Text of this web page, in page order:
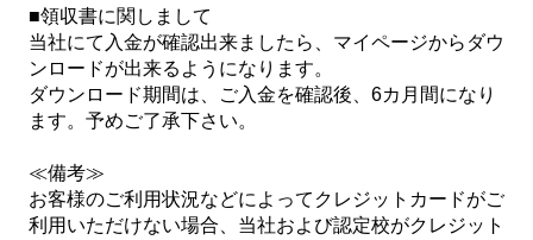
■領収書に関しまして
当社にて入金が確認出来ましたら、マイページからダウ
ンロードが出来るようになります。
ダウンロード期間は、ご入金を確認後、6カ月間になり
ます。予めご了承下さい。
≪備考≫
お客様のご利用状況などによってクレジットカードがご
利用いただけない場合、当社および認定校がクレジット